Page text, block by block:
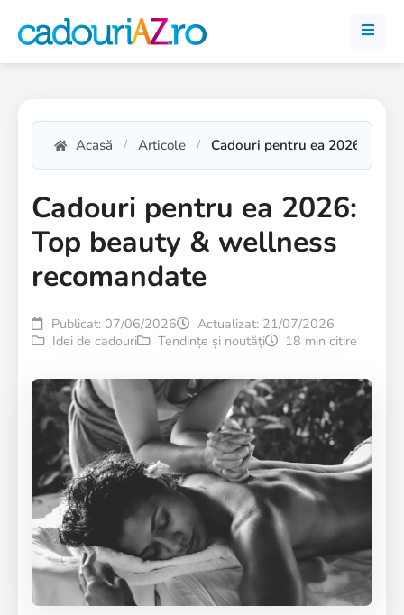
Acasă Articole Cadouri pentru ea 2026: Top
Cadouri pentru ea 2026:
Top beauty & wellness
recomandate
Publicat: 07/06/2026
Actualizat: 21/07/2026
Idei de cadouri
Tendințe și noutăți 18 min citire